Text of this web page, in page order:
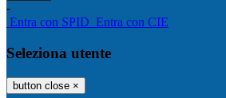
-
Entra con SPID Entra con CIE
Seleziona utente
button close ×